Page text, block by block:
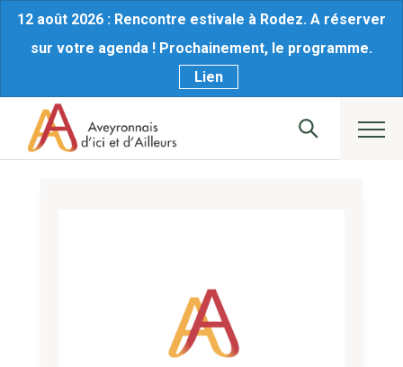
12 août 2026 : Rencontre estivale à Rodez. A réserver
sur votre agenda ! Prochainement, le programme.
Lien